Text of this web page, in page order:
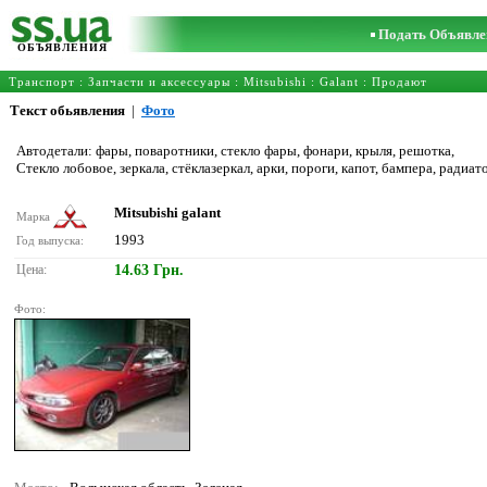
ОБЪЯВЛЕНИЯ
Подать
Транспорт : Запчасти и аксессуары : Mitsubishi : Galant : Продают
Текст обьявления | Фото
Автодетали: фары, поваротники, стекло фары, фонари, крыля, решотка,
Стекло лобовое, зеркала, стёклазеркал, арки, пороги, капот, бампера,
Марка Mitsubishi galant
Год выпуска: 1993
Цена: 14.63 Грн.
Фото: